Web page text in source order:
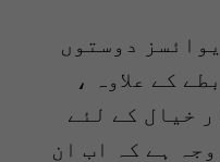
دوستوں
کے علاوہ ،
خیال کے لئے
ہے کہ اب ان